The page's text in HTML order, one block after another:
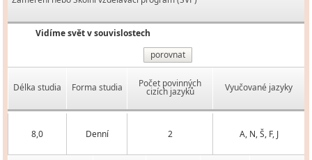
Vidíme svět v souvislostech
porovnat
Délka studia Forma studia Počet povinných
cizích jazyků Vyučované jazyky
8,0 Denní 2 A, N, Š, F, J